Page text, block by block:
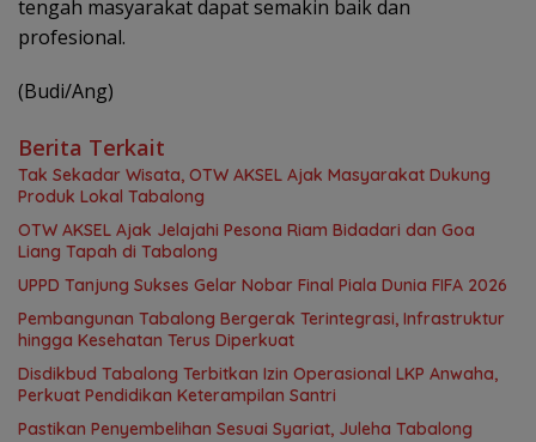
tengah masyarakat dapat semakin baik dan
profesional.
(Budi/Ang)
Berita Terkait
Tak Sekadar Wisata, OTW AKSEL Ajak Masyarakat Dukung
Produk Lokal Tabalong
OTW AKSEL Ajak Jelajahi Pesona Riam Bidadari dan Goa
Liang Tapah di Tabalong
UPPD Tanjung Sukses Gelar Nobar Final Piala Dunia FIFA 2026
Pembangunan Tabalong Bergerak Terintegrasi, Infrastruktur
hingga Kesehatan Terus Diperkuat
Disdikbud Tabalong Terbitkan Izin Operasional LKP Anwaha,
Perkuat Pendidikan Keterampilan Santri
Pastikan Penyembelihan Sesuai Syariat, Juleha Tabalong